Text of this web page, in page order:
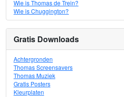
Wie is Thomas de Trein?
Wie is Chuggington?
Gratis Downloads
Achtergronden
Thomas Screensavers
Thomas Muziek
Gratis Posters
Kleurplaten